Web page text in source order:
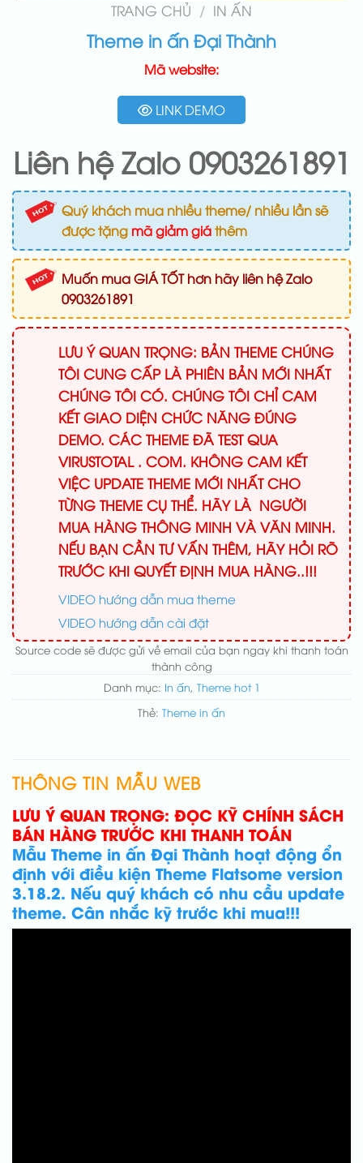
TRANG CHỦ / IN ẤN
Theme in ấn Đại Thành
Mã website:
LINK DEMO
Liên hệ Zalo 0903261891
Quý khách mua nhiều theme/ nhiều lần sẽ
được tặng mã giảm giáthêm
Muốn mua GIÁ TỐT hơn hãy liên hệ Zalo
0903261891
LƯU Ý QUAN TRỌNG: BẢN THEME CHÚNG
TÔI CUNG CẤP LÀ PHIÊN BẢN MỚI NHẤT
CHÚNG TÔI CÓ. CHÚNG TÔI CHỈ CAM
KẾT GIAO DIỆN CHỨC NĂNG ĐÚNG
DEMO. CÁC THEME ĐÃ TEST QUA
VIRUSTOTAL . COM. KHÔNG CAM KẾT
VIỆC UPDATE THEME MỚI NHẤT CHO
TỪNG THEME CỤ THỂ. HÃY LÀ NGƯỜI
MUA HÀNG THÔNG MINH VÀ VĂN MINH.
NẾU BẠN CẦN TƯ VẤN THÊM, HÃY HỎI RÕ
TRƯỚC KHI QUYẾT ĐỊNH MUA HÀNG..!!!
VIDEO hướng dẫn mua theme
VIDEO hướng dẫn cài đặt
Source code sẽ được gửi về email của bạn ngay khi thanh toán
thành công
Danh mục: In ấn, Theme hot 1
Thẻ: Theme in ấn
THÔNG TIN MẪU WEB
LƯU Ý QUAN TRỌNG: ĐỌC KỸ CHÍNH SÁCH
BÁN HÀNG TRƯỚC KHI THANH TOÁN
Mẫu Theme in ấn Đại Thành hoạt động ổn
định với điều kiện Theme Flatsome version
3.18.2. Nếu quý khách có nhu cầu update
theme. Cân nhắc kỹ trước khi mua!!!